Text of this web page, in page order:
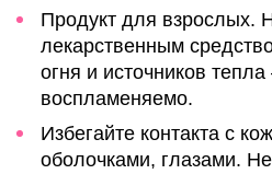
Продукт для взрослых.
лекарственным
огня и источников
воспламеняемо.
Избегайте контакта с
оболочками, глазами.